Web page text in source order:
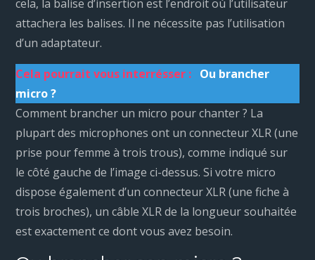
cela, la balise d’insertion est l’endroit où l’utilisateur
attachera les balises. Il ne nécessite pas l’utilisation
d’un adaptateur.
Cela pourrait vous interrésser : Ou brancher
micro ?
Comment brancher un micro pour chanter ? La
plupart des microphones ont un connecteur XLR (une
prise pour femme à trois trous), comme indiqué sur
le côté gauche de l’image ci-dessus. Si votre micro
dispose également d’un connecteur XLR (une fiche à
trois broches), un câble XLR de la longueur souhaitée
est exactement ce dont vous avez besoin.